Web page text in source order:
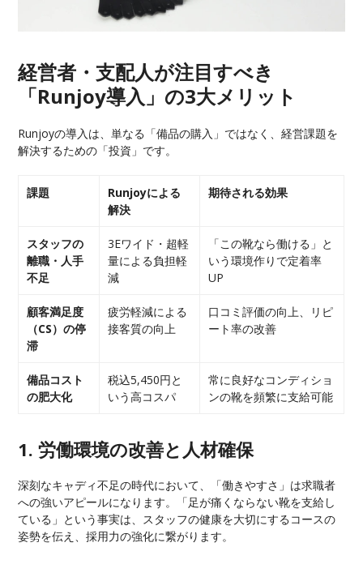
経営者・支配人が注目すべき
「Runjoy導入」の3大メリット
Runjoyの導入は、単なる「備品の購入」ではなく、経営課題を
解決するための「投資」です。
課題
Runjoyによる
解決
期待される効果
スタッフの
離職・人手
不足
3Eワイド・超軽
量による負担軽
減
「この靴なら働ける」と
いう環境作りで定着率
UP
顧客満足度
（CS）の停
滞
疲労軽減による
接客質の向上
口コミ評価の向上、リピ
ート率の改善
備品コスト
の肥大化
税込5,450円と
いう高コスパ
常に良好なコンディショ
ンの靴を頻繁に支給可能
1. 労働環境の改善と人材確保
深刻なキャディ不足の時代において、「働きやすさ」は求職者
への強いアピールになります。「足が痛くならない靴を支給し
ている」という事実は、スタッフの健康を大切にするコースの
姿勢を伝え、採用力の強化に繋がります。